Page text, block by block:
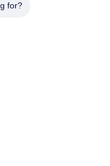
for?